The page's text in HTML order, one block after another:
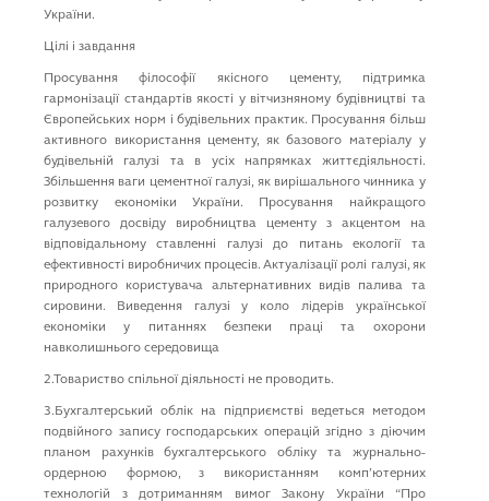
України.
Цiлi i завдання
Просування фiлософiї якiсного цементу, пiдтримка
гармонiзацiї стандартiв якостi у вiтчизняному будiвництвi та
Європейських норм i будiвельних практик. Просування бiльш
активного використання цементу, як базового матерiалу у
будiвельнiй галузi та в усiх напрямках життєдiяльностi.
Збiльшення ваги цементної галузi, як вирiшального чинника у
розвитку економiки України. Просування найкращого
галузевого досвiду виробництва цементу з акцентом на
вiдповiдальному ставленнi галузi до питань екологiї та
ефективностi виробничих процесiв. Актуалiзацiї ролi галузi, як
природного користувача альтернативних видiв палива та
сировини. Виведення галузi у коло лiдерiв української
економiки у питаннях безпеки працi та охорони
навколишнього середовища
2.Товариство спiльної дiяльностi не проводить.
3.Бухгалтерський облiк на пiдприємствi ведеться методом
подвiйного запису господарських операцiй згiдно з дiючим
планом рахункiв бухгалтерського облiку та журнально-
ордерною формою, з використанням комп’ютерних
технологiй з дотриманням вимог Закону України “Про